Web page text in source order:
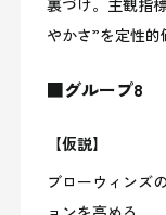
やかさ”を定性的
■グループ8
【仮説】
ブローウィンズ